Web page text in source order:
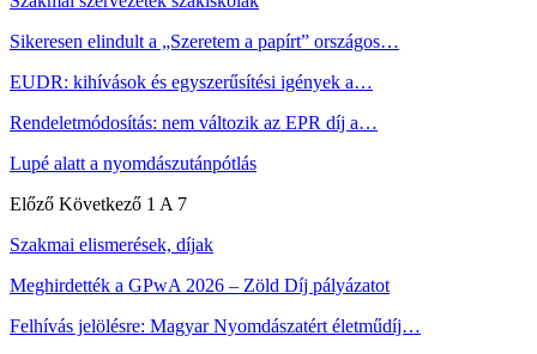
Sikeresen elindult a „Szeretem a papírt” országos…
EUDR: kihívások és egyszerűsítési igények a…
Rendeletmódosítás: nem változik az EPR díj a…
Lupé alatt a nyomdászutánpótlás
Előző Következő 1 A 7
Szakmai elismerések, díjak
Meghirdették a GPwA 2026 – Zöld Díj pályázatot
Felhívás jelölésre: Magyar Nyomdászatért életműdíj…